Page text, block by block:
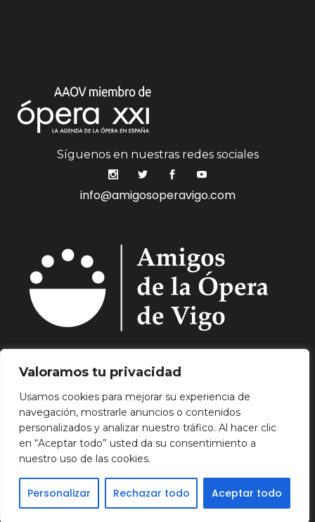
Valoramos tu privacidad
Usamos cookies para mejorar su experiencia de
navegación, mostrarle anuncios o contenidos
personalizados y analizar nuestro tráfico. Al hacer clic
en “Aceptar todo” usted da su consentimiento a
nuestro uso de las cookies.
Personalizar Rechazar todo Aceptar todo
Síguenos en nuestras redes sociales
info@amigosoperavigo.com
Quiénes Somos. Asóciate.
Contacto.
Aviso Legal.
Política de Privacidad.
Política de
Cookies.